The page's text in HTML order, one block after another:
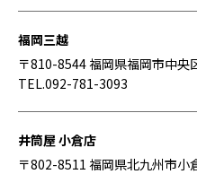
福岡三越
〒810-8544 福岡県福岡市中央
TEL.092-781-3093
井筒屋 小倉店
〒802-8511 福岡県北九州市小